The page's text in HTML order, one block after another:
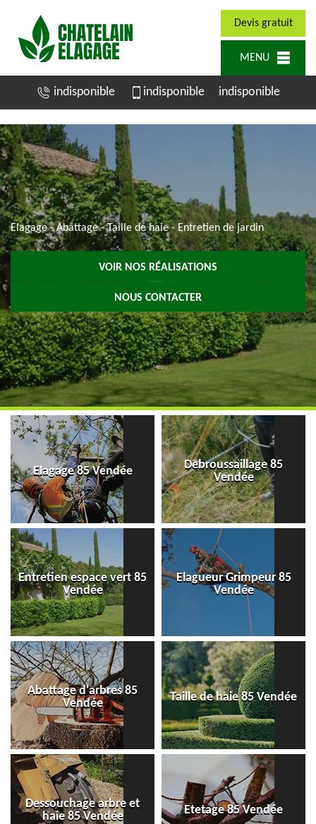
Devis gratuit
MENU
indisponible indisponible indisponible
Elagage - Abattage - Taille de haie - Entretien de jardin
VOIR NOS RÉALISATIONS
NOUS CONTACTER
Elagage 85 Vendée
Debroussaillage 85
Vendée
Entretien espace vert 85
Vendée
Elagueur Grimpeur 85
Vendée
Abattage d'arbres 85
Vendée
Taille de haie 85 Vendée
Dessouchage arbre et
haie 85 Vendée
Etetage 85 Vendée